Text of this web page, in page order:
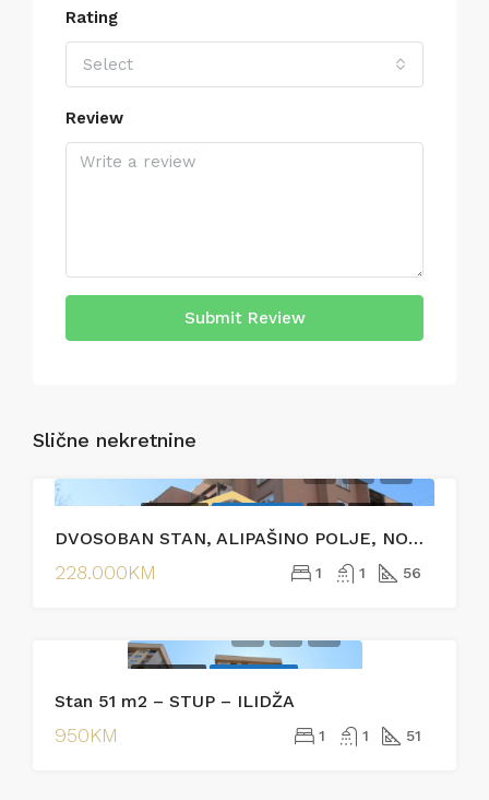
Rating
Select
Review
Submit Review
Slične nekretnine
DVOSOBAN STAN, ALIPAŠINO POLJE, NOVI GRAD
228.000KM 1 1 56
IZDAVANJE
Stan 51 m2 – STUP – ILIDŽA
950KM 1 1 51